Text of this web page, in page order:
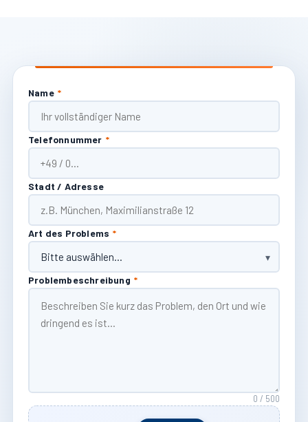
Name *
Telefonnummer *
Stadt / Adresse
Art des Problems *
Problembeschreibung *
0 / 500